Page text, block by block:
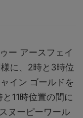
ー アースフェイ
に、2時と3時位
イン ゴールドを
11時位置の間に
ヌーピーワール